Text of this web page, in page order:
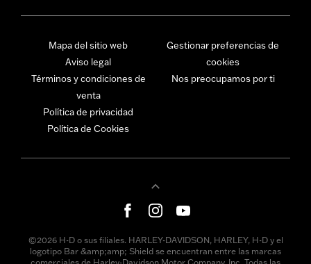
Mapa del sitio web
Aviso legal
Términos y condiciones de
venta
Política de privacidad
Política de Cookies
Gestionar preferencias de
cookies
Nos preocupamos por ti
©2026 H-D o sus filiales. HARLEY-DAVIDSON, HARLEY, H-D y el
logotipo Bar &amp;amp; Shield se encuentran entre las marcas